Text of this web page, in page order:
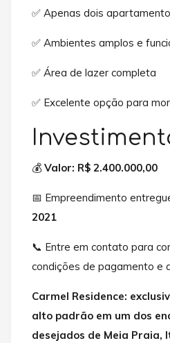
✅ Apenas dois
✅ Ambientes amplos e
✅ Área de lazer completa
✅ Excelente opção para
💰 Valor: R$ 2.400.000,00
📅 Empreendimento
2021
📞 Entre em contato para
condições de pagamento e
Carmel Residence:
alto padrão em um dos
desejados de Meia Praia,